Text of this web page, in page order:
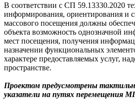
В соответствии с СП 59.13330.2020
информирования, ориентирования и
массового посещения должны
объекта возможность однозначной
мест посещения, получения
назначении функциональных
характере предоставляемых услуг,
пространстве.
Проектом предусмотрены
указатели на путях перемещения